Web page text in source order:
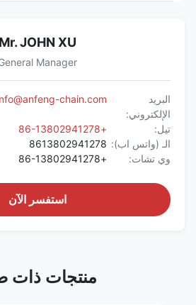
Mr. JOHN XU
General Manager
الإلكتروني:
info@anfeng-chain.com
الـ (واتس اب): 8613802941278
وي تشات:
استفسر الآن
منتجات ذات صلة